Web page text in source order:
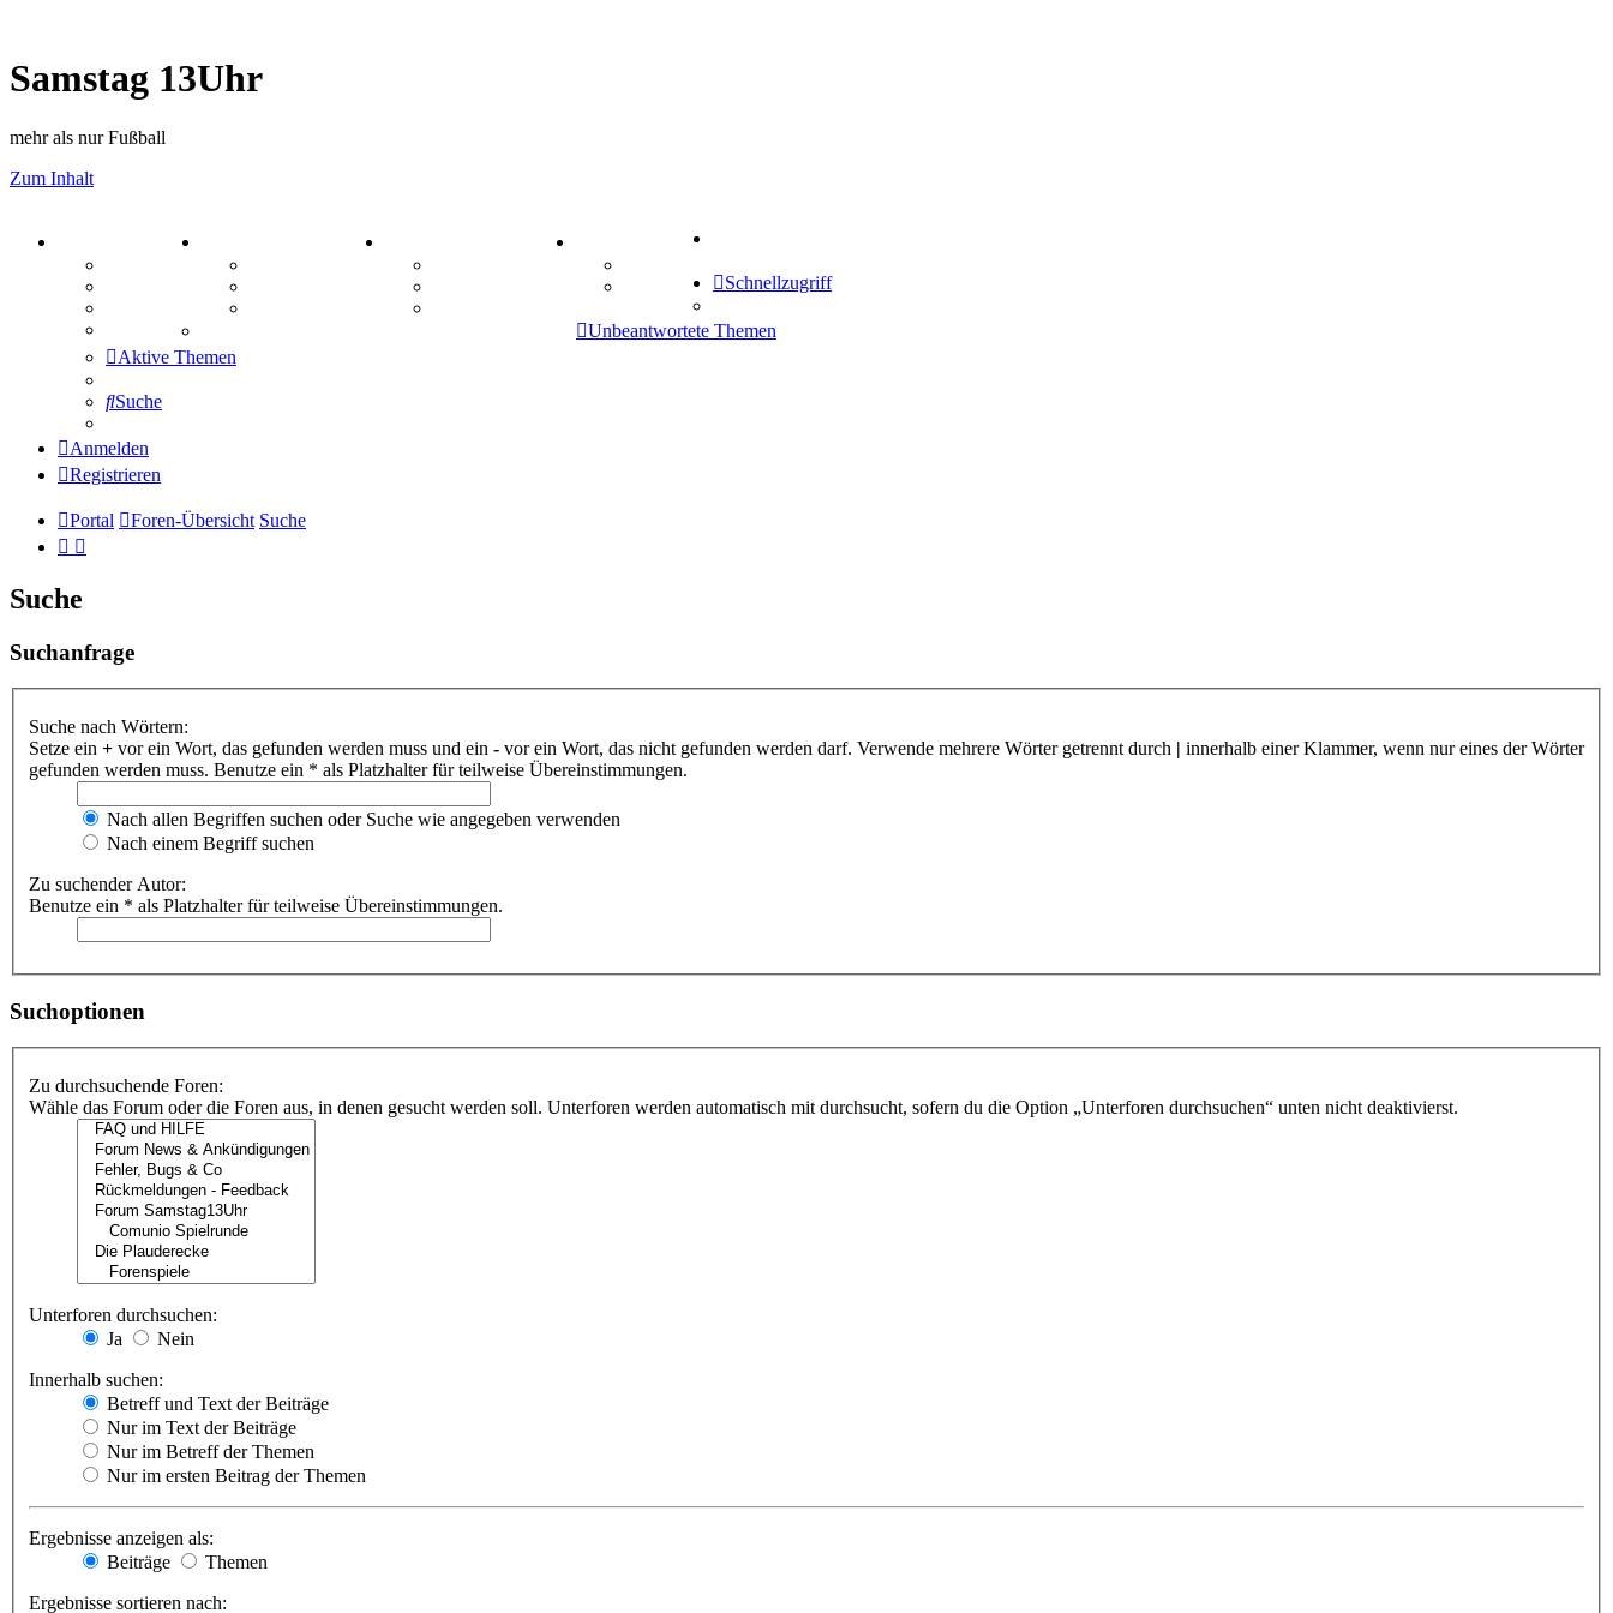
Samstag 13Uhr
mehr als nur Fußball
Zum Inhalt
Mastodon
Comunio
Schnellzugriff
Unbeantwortete Themen
Aktive Themen
Suche
Anmelden
Registrieren
Portal Foren-Übersicht Suche
Suche
Suchanfrage
Suche nach Wörtern:
Setze ein + vor ein Wort, das gefunden werden muss und ein - vor ein Wort, das nicht gefunden werden darf. Verwende mehrere Wörter getrennt durch | innerhalb einer Klammer, wenn nur eines der Wörter
gefunden werden muss. Benutze ein * als Platzhalter für teilweise Übereinstimmungen.
Nach allen Begriffen suchen oder Suche wie angegeben verwenden
Nach einem Begriff suchen
Zu suchender Autor:
Benutze ein * als Platzhalter für teilweise Übereinstimmungen.
Suchoptionen
Zu durchsuchende Foren:
Wähle das Forum oder die Foren aus, in denen gesucht werden soll. Unterforen werden automatisch mit durchsucht, sofern du die Option „Unterforen durchsuchen“ unten nicht deaktivierst.
Unterforen durchsuchen:
Ja
Nein
Innerhalb suchen:
Betreff und Text der Beiträge
Nur im Text der Beiträge
Nur im Betreff der Themen
Nur im ersten Beitrag der Themen
Ergebnisse anzeigen als:
Beiträge
Themen
Ergebnisse sortieren nach: